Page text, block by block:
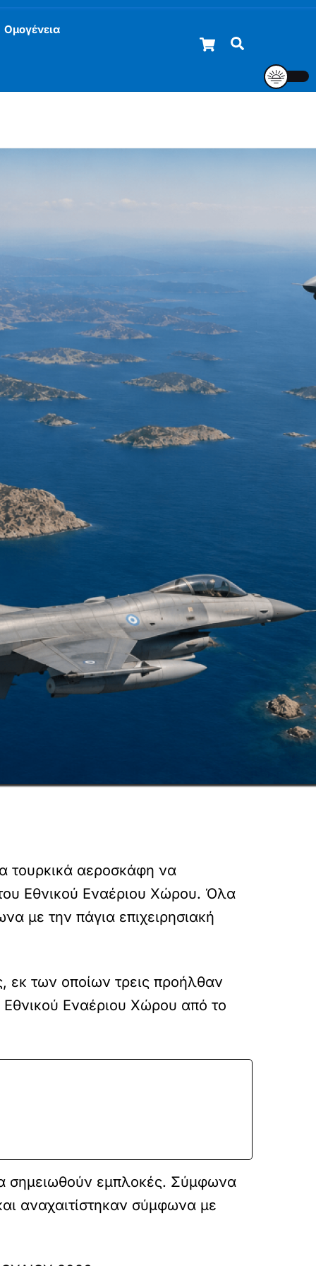
Cart
Ομογένεια
τουρκικά αεροσκάφη να
Εθνικού Εναέριου Χώρου. Όλα
με την πάγια επιχειρησιακή
εκ των οποίων τρεις προήλθαν
Εναέριου Χώρου από το
σημειωθούν εμπλοκές. Σύμφωνα
αναχαιτίστηκαν σύμφωνα με